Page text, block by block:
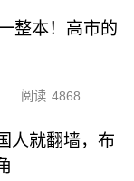
整本！高市的
阅读 4868
人就翻墙，布